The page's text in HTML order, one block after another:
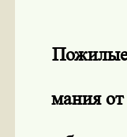
Пожилые
мания